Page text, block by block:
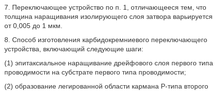
7. Переключающее устройство по п. 1, отличающееся тем, что
толщина наращивания изолирующего слоя затвора варьируется
от 0,005 до 1 мкм.
8. Способ изготовления карбидокремниевого переключающего
устройства, включающий следующие шаги:
(1) эпитаксиальное наращивание дрейфового слоя первого типа
проводимости на субстрате первого типа проводимости;
(2) образование легированной области кармана Р-типа второго